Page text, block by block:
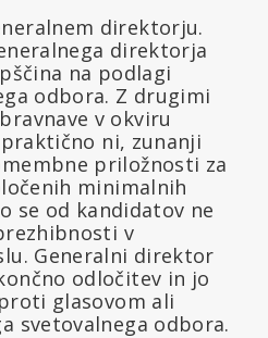
direktorju.
direktorja
na podlagi
odbora. Z drugimi
v okviru
ni, zunanji
priložnosti za
minimalnih
se od kandidatov ne
v
Generalni direktor
odločitev in jo
glasovom ali
svetovalnega odbora.